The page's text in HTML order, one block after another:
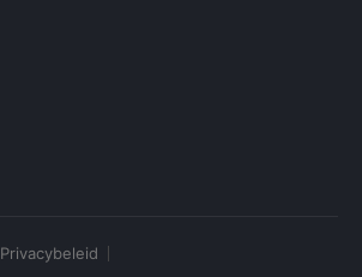
Privacybeleid